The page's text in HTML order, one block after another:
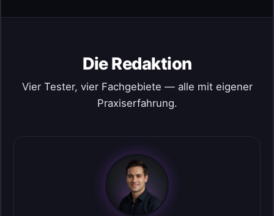
Die Redaktion
Vier Tester, vier Fachgebiete — alle mit eigener
Praxiserfahrung.